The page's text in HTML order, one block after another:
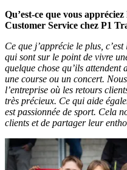
Qu’est-ce que vous
Customer Service chez P1
Ce que j’apprécie le plus,
qui sont sur le point de vivre
quelque chose qu’ils attendent
une course ou un concert.
l’entreprise où les retours
très précieux. Ce qui aide
est passionnée de sport. Cela
clients et de partager leur